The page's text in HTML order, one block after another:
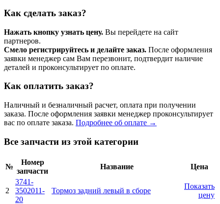
Как сделать заказ?
Нажать кнопку узнать цену. Вы перейдете на сайт
партнеров.
Смело регистрируйтесь и делайте заказ. После оформления
заявки менеджер сам Вам перезвонит, подтвердит наличие
деталей и проконсультирует по оплате.
Как оплатить заказ?
Наличный и безналичный расчет, оплата при получении
заказа. После оформления заявки менеджер проконсультирует
вас по оплате заказа. Подробнее об оплате →
Все запчасти из этой категории
№
Номер
запчасти
Название Цена
2
3741-
3502011-
20
Тормоз задний левый в сборе
Показать
цену